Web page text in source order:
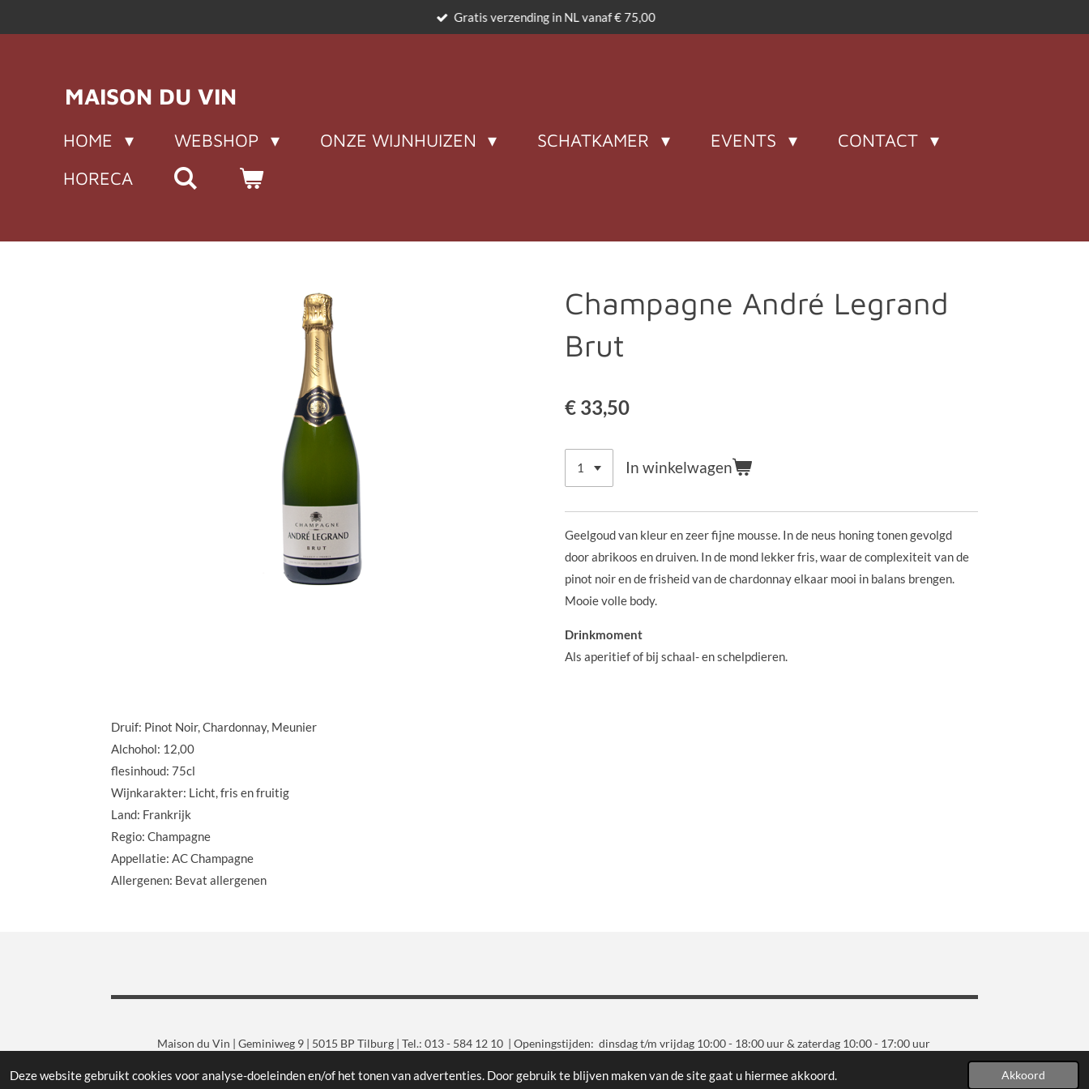
Deze website gebruikt cookies voor analyse-doeleinden en/of het tonen van advertenties. Door gebruik te blijven maken van de site gaat u hiermee akkoord. Akkoord
hoofdinhoud
Gratis verzending in NL vanaf € 75,00
MAISON DU VIN
HOME WEBSHOP ONZE WIJNHUIZEN SCHATKAMER EVENTS
CONTACT
HORECA
Champagne André Legrand
Brut
€ 33,50
In winkelwagen
Geelgoud van kleur en zeer fijne mousse. In de neus honing tonen gevolgd
door abrikoos en druiven. In de mond lekker fris, waar de complexiteit van de
pinot noir en de frisheid van de chardonnay elkaar mooi in balans brengen.
Mooie volle body.
Drinkmoment
Als aperitief of bij schaal- en schelpdieren.
Druif: Pinot Noir, Chardonnay, Meunier
Alchohol: 12,00
flesinhoud: 75cl
Wijnkarakter: Licht, fris en fruitig
Land: Frankrijk
Regio: Champagne
Appellatie: AC Champagne
Allergenen: Bevat allergenen
Maison du Vin | Geminiweg 9 | 5015 BP Tilburg | Tel.: 013 - 584 12 10 | Openingstijden: dinsdag t/m vrijdag 10:00 - 18:00 uur & zaterdag 10:00 - 17:00 uur
© 2019 - 2026 Maison du Vin
JouwWeb